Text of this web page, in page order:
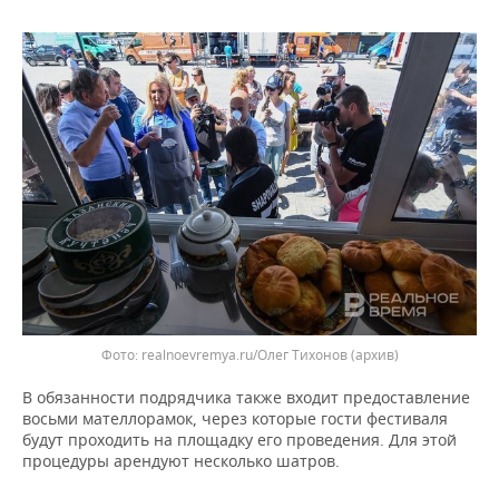
realnoevremya.ru/Олег Тихонов (архив)
В обязанности подрядчика также входит предоставление
восьми мателлорамок, через которые гости фестиваля
будут проходить на площадку его проведения. Для этой
процедуры арендуют несколько шатров.